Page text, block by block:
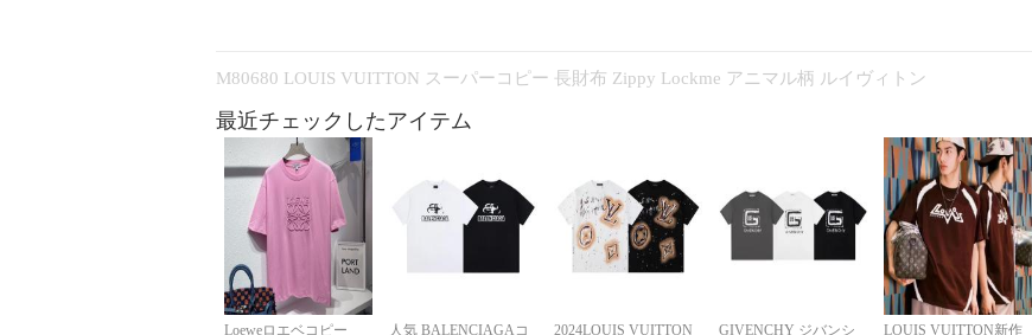
M80680 LOUIS VUITTON スーパーコピー 長財布 Zippy Lockme アニマル柄 ルイヴィトン
最近チェックしたアイテム
Loeweロエベコピー
人気 BALENCIAGAコ
2024LOUIS VUITTON
GIVENCHY ジバンシ
LOUIS VUITTON新作